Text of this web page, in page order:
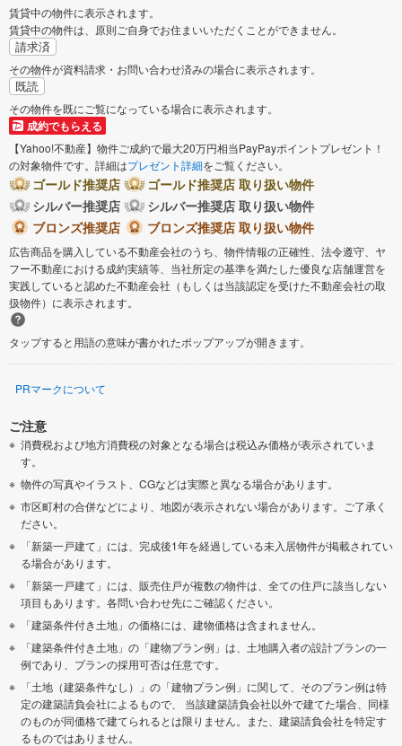
賃貸中の物件に表示されます。
賃貸中の物件は、原則ご自身でお住まいいただくことができません。
請求済
その物件が資料請求・お問い合わせ済みの場合に表示されます。
既読
その物件を既にご覧になっている場合に表示されます。
成約でもらえる
【Yahoo!不動産】物件ご成約で最大20万円相当PayPayポイントプレゼント！
の対象物件です。詳細はプレゼント詳細をご覧ください。
ゴールド推奨店
ゴールド推奨店 取り扱い物件
シルバー推奨店
シルバー推奨店 取り扱い物件
ブロンズ推奨店
ブロンズ推奨店 取り扱い物件
広告商品を購入している不動産会社のうち、物件情報の正確性、法令遵守、ヤ
フー不動産における成約実績等、当社所定の基準を満たした優良な店舗運営を
実践していると認めた不動産会社（もしくは当該認定を受けた不動産会社の取
扱物件）に表示されます。
タップすると用語の意味が書かれたポップアップが開きます。
PRマークについて
ご注意
消費税および地方消費税の対象となる場合は税込み価格が表示されていま
す。
物件の写真やイラスト、CGなどは実際と異なる場合があります。
市区町村の合併などにより、地図が表示されない場合があります。ご了承く
ださい。
「新築一戸建て」には、完成後1年を経過している未入居物件が掲載されてい
る場合があります。
「新築一戸建て」には、販売住戸が複数の物件は、全ての住戸に該当しない
項目もあります。各問い合わせ先にご確認ください。
「建築条件付き土地」の価格には、建物価格は含まれません。
「建築条件付き土地」の「建物プラン例」は、土地購入者の設計プランの一
例であり、プランの採用可否は任意です。
「土地（建築条件なし）」の「建物プラン例」に関して、そのプラン例は特
定の建築請負会社によるもので、 当該建築請負会社以外で建てた場合、同様
のものが同価格で建てられるとは限りません。また、建築請負会社を特定す
るものではありません。